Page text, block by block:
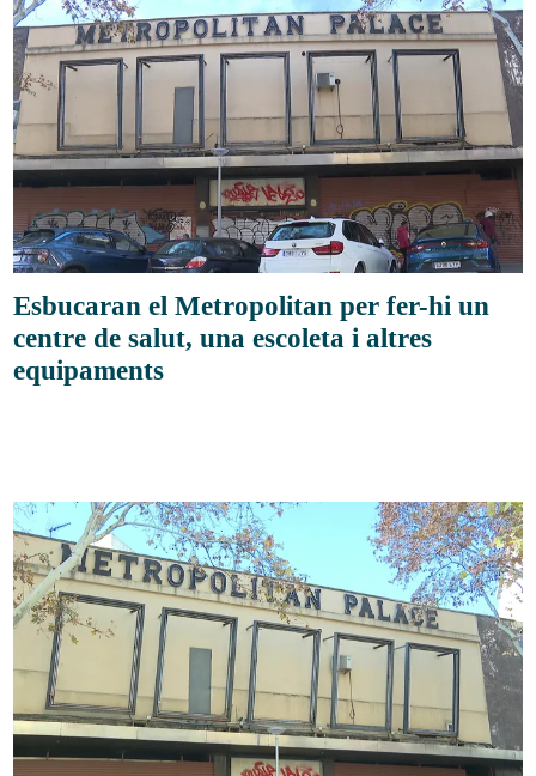
Esbucaran el Metropolitan per fer-hi un
centre de salut, una escoleta i altres
equipaments